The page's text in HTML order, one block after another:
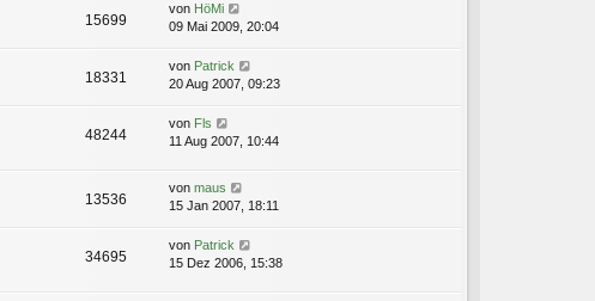
15699
von HöMi
09 Mai 2009, 20:04
18331
von Patrick
20 Aug 2007, 09:23
48244
von Fls
11 Aug 2007, 10:44
13536
von maus
15 Jan 2007, 18:11
34695
von Patrick
15 Dez 2006, 15:38